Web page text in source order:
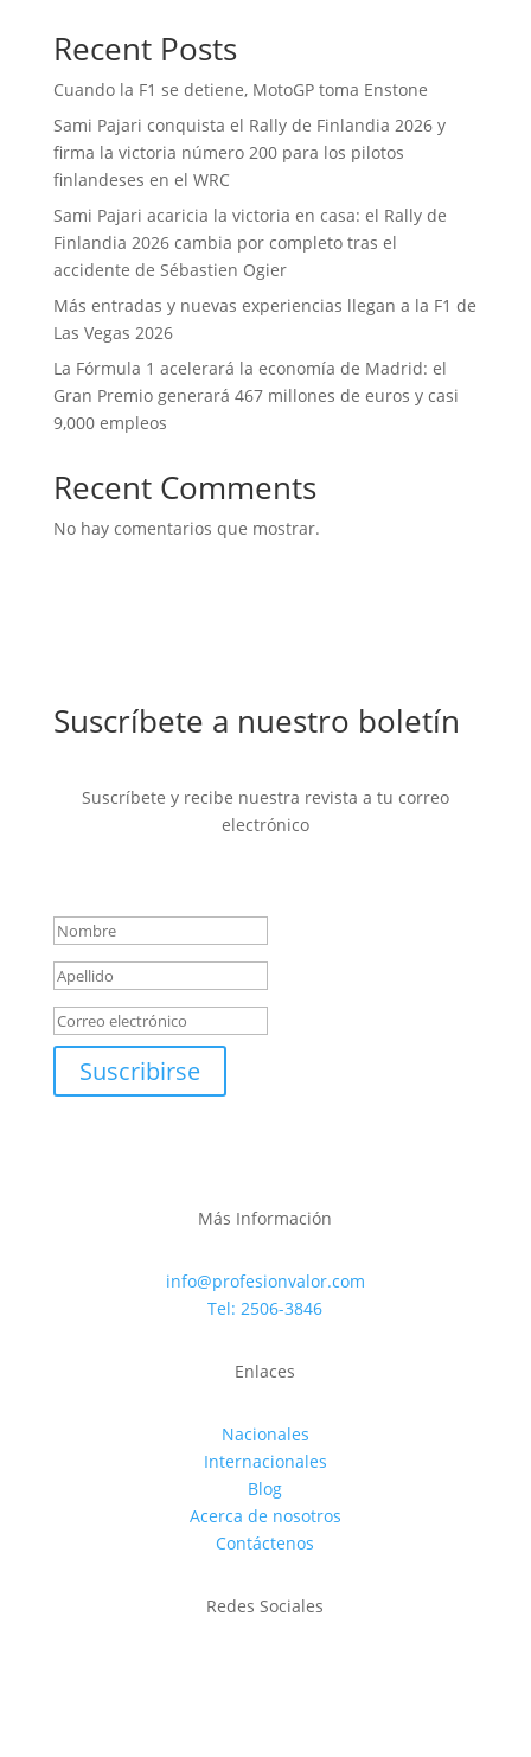
Recent Posts
Cuando la F1 se detiene, MotoGP toma Enstone
Sami Pajari conquista el Rally de Finlandia 2026 y
firma la victoria número 200 para los pilotos
finlandeses en el WRC
Sami Pajari acaricia la victoria en casa: el Rally de
Finlandia 2026 cambia por completo tras el
accidente de Sébastien Ogier
Más entradas y nuevas experiencias llegan a la F1 de
Las Vegas 2026
La Fórmula 1 acelerará la economía de Madrid: el
Gran Premio generará 467 millones de euros y casi
9,000 empleos
Recent Comments
No hay comentarios que mostrar.
Suscríbete a nuestro boletín
Suscríbete y recibe nuestra revista a tu correo
electrónico
Suscribirse
Más Información
info@profesionvalor.com
Tel: 2506-3846
Enlaces
Nacionales
Internacionales
Blog
Acerca de nosotros
Contáctenos
Redes Sociales